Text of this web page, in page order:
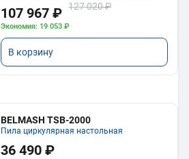
107 967 ₽ 127 020 ₽
Экономия: 19 053 ₽
В корзину
BELMASH TSB-2000
Пила циркулярная настольная
36 490 ₽